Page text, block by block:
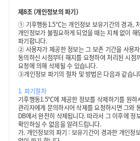
제8조 (개인정보의 파기)
① 기후행동1.5℃는 개인정보 보유기간의 경과,
개인정보가 불필요하게 되었을 때는 지체 없이 해
파기합니다.
② 사용자가 제공한 정보는 그 보존 기간을 사용
동의하신 시점부터 해지를 요청하여 처리된 시점
요청에 의해 삭제될 수 있습니다.
③개인정보 파기의 절차 및 방법은 다음과 같습니
1. 파기절차
기후행동1.5℃에 제공한 정보를 삭제하기를 원하
관리자에게 문의하시어 삭제를 요청하시면 그와
DB에서 완전히 삭제됩니다. 따라서 그 이후에 정
확인하실 수 없음을 알려드립니다.
가. 개인정보의 파기 : 보유기간이 경과한 개인정